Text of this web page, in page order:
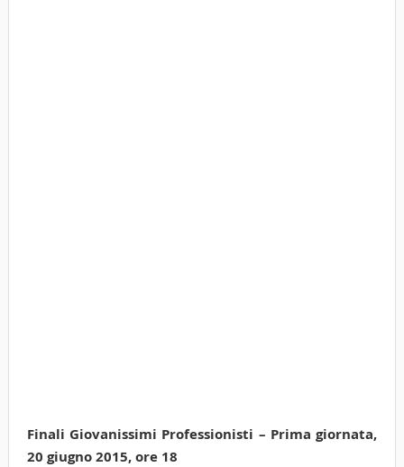
Finali Giovanissimi Professionisti – Prima giornata,
20 giugno 2015, ore 18